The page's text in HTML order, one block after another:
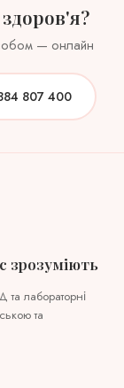
— онлайн
807 400
зрозуміють
та лабораторні
та